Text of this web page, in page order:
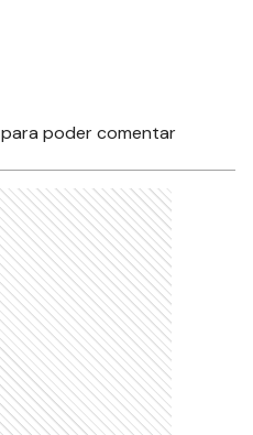
para poder comentar